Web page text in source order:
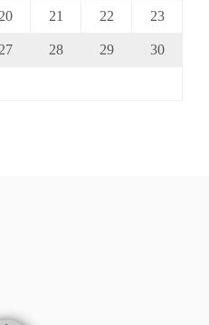
20 21 22 23
27 28 29 30